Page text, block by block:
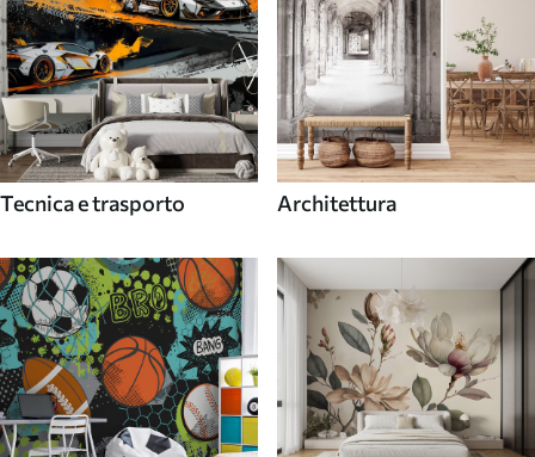
Tecnica e trasporto Architettura